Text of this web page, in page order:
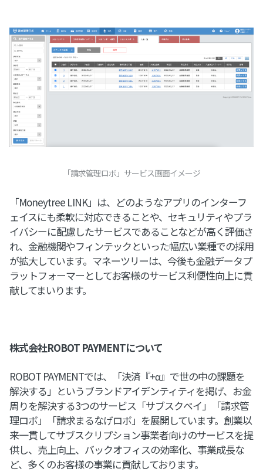
「請求管理ロボ」サービス画面イメージ
「Moneytree LINK」は、どのようなアプリのインターフ
ェイスにも柔軟に対応できることや、セキュリティやプラ
イバシーに配慮したサービスであることなどが高く評価さ
れ、金融機関やフィンテックといった幅広い業種での採用
が拡大しています。マネーツリーは、今後も金融データプ
ラットフォーマーとしてお客様のサービス利便性向上に貢
献してまいります。
株式会社ROBOT PAYMENTについて
ROBOT PAYMENTでは、「決済『+α』で世の中の課題を
解決する」というブランドアイデンティティを掲げ、お金
周りを解決する3つのサービス「サブスクペイ」「請求管
理ロボ」「請求まるなげロボ」を展開しています。創業以
来一貫してサブスクリプション事業者向けのサービスを提
供し、売上向上、バックオフィスの効率化、事業成長な
ど、多くのお客様の事業に貢献しております。